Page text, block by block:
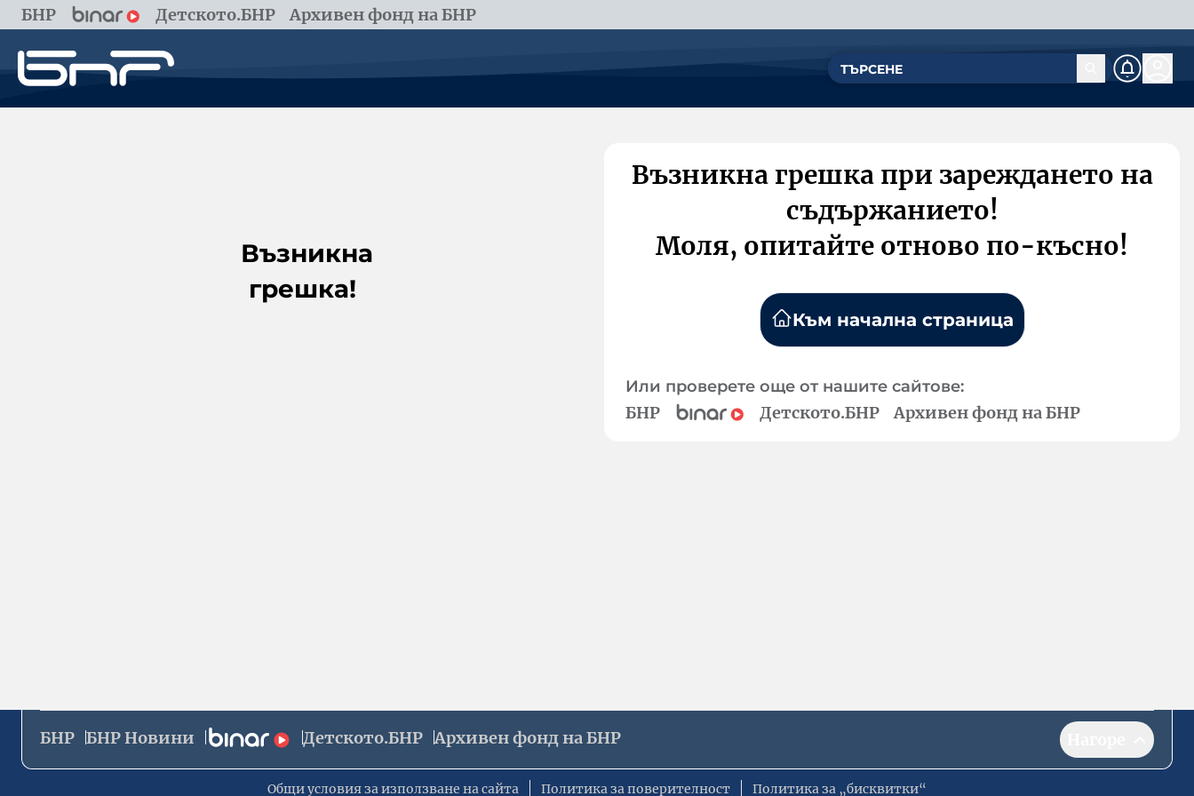
БНР Детското.БНР Архивен фонд на БНР
Възникна
грешка!
Възникна грешка при зареждането на
съдържанието!
Моля, опитайте отново по-късно!
Към начална страница
Или проверете още от нашите сайтове:
БНР Детското.БНР Архивен фонд на БНР
БНР БНР Новини Детското.БНР Архивен фонд на БНР
Общи условия за използване на сайта Политика за поверителност Политика за „бисквитки“